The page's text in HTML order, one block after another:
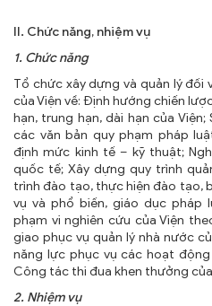
II. Chức năng, nhiệm vụ
1. Chức năng
Tổ chức xây dựng và quản lý đối
của Viện về: Định hướng chiến
hạn, trung hạn, dài hạn của
các văn bản quy phạm pháp
định mức kinh tế – kỹ thuật;
quốc tế; Xây dựng quy trình
trình đào tạo, thực hiện đào tạo,
vụ và phổ biến, giáo dục pháp
phạm vi nghiên cứu của Viện
giao phục vụ quản lý nhà nước
năng lực phục vụ các hoạt
Công tác thi đua khen thưởng của
2. Nhiệm vụ